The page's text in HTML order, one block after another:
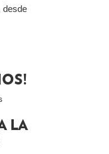
desde
LA